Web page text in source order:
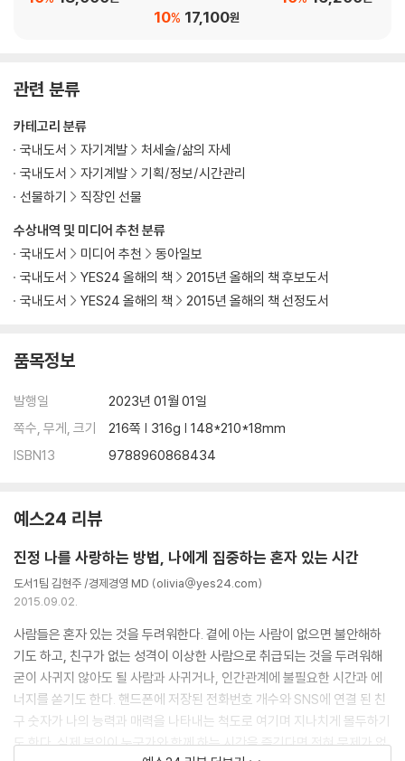
17,100원
10%
관련 분류
수상내역 및 미디어 추천 분류
국내도서
미디어 추천
동아일보
국내도서
YES24 올해의 책
2015년 올해의 책 후보도서
국내도서
YES24 올해의 책 2015년 올해의 책 선정도서
카테고리 분류
국내도서
자기계발
처세술/삶의 자세
국내도서
자기계발
기획/정보/시간관리
선물하기
직장인 선물
품목정보
발행일
2023년 01월 01일
쪽수, 무게, 크기
216쪽 | 316g | 148*210*18mm
ISBN13
9788960868434
예스24 리뷰
진정 나를 사랑하는 방법, 나에게 집중하는 혼자 있는 시간
도서1팀 김현주 /경제경영 MD (olivia@yes24.com)
2015.09.02.
사람들은 혼자 있는 것을 두려워한다. 곁에 아는 사람이 없으면 불안해하
기도 하고, 친구가 없는 성격이 이상한 사람으로 취급되는 것을 두려워해
굳이 사귀지 않아도 될 사람과 사귀거나, 인간관계에 불필요한 시간과 에
너지를 쏟기도 한다. 핸드폰에 저장된 전화번호 개수와 SNS에 연결 된 친
구 숫자가 나의 능력과 매력을 나타내는 척도로 여기며 지나치게 몰두하기
도 한다. 실제 본인이 누군가와 함께 하는 시간을 즐긴다면 전혀 문제가 없